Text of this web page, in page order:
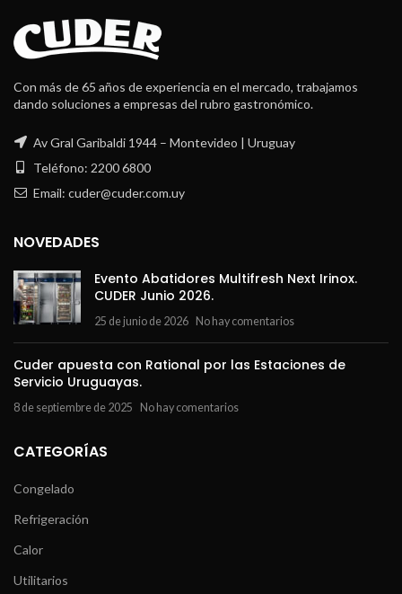
Con más de 65 años de experiencia en el mercado, trabajamos
dando soluciones a empresas del rubro gastronómico.
Av Gral Garibaldi 1944 – Montevideo | Uruguay
Teléfono: 2200 6800
Email: cuder@cuder.com.uy
NOVEDADES
Evento Abatidores Multifresh Next Irinox.
CUDER Junio 2026.
25 de junio de 2026 No hay comentarios
Cuder apuesta con Rational por las Estaciones de
Servicio Uruguayas.
8 de septiembre de 2025 No hay comentarios
CATEGORÍAS
Congelado
Refrigeración
Calor
Utilitarios